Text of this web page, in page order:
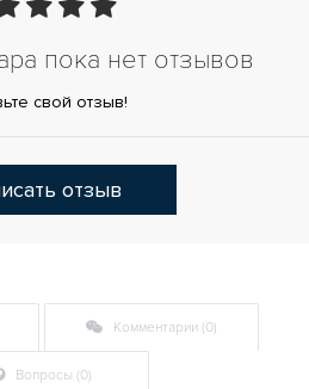
пока нет отзывов
свой отзыв!
отзыв
Комментарии (0)
Вопросы (0)